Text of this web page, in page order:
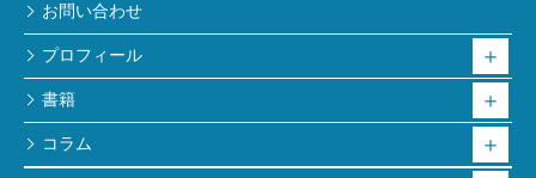
お問い合わせ
プロフィール
書籍
コラム